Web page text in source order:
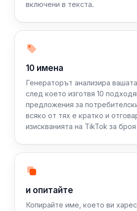
включени в текста.
Стъпка 2: Генерираме
10 имена
Генераторът анализира
след което изготвя 10
предложения за
всяко от тях е кратко и
изискванията на TikTok за
Стъпка 3: Копирайте
и опитайте
Копирайте име, което ви